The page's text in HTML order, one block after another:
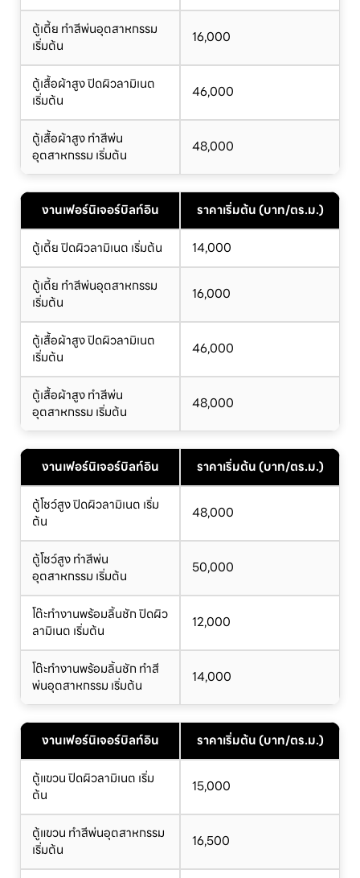
ตู้เตี้ย ทำสีพ่นอุตสาหกรรม
เริ่มต้น
16,000
ตู้เสื้อผ้าสูง ปิดผิวลามิเนต
เริ่มต้น
46,000
ตู้เสื้อผ้าสูง ทำสีพ่น
อุตสาหกรรม เริ่มต้น
48,000
งานเฟอร์นิเจอร์บิลท์อิน
ราคาเริ่มต้น (บาท/ตร.ม.)
ตู้เตี้ย ปิดผิวลามิเนต เริ่มต้น
14,000
ตู้เตี้ย ทำสีพ่นอุตสาหกรรม
เริ่มต้น
16,000
ตู้เสื้อผ้าสูง ปิดผิวลามิเนต
เริ่มต้น
46,000
ตู้เสื้อผ้าสูง ทำสีพ่น
อุตสาหกรรม เริ่มต้น
48,000
งานเฟอร์นิเจอร์บิลท์อิน
ราคาเริ่มต้น (บาท/ตร.ม.)
ตู้โชว์สูง ปิดผิวลามิเนต เริ่ม
ต้น
48,000
ตู้โชว์สูง ทำสีพ่น
อุตสาหกรรม เริ่มต้น
50,000
โต๊ะทำงานพร้อมลิ้นชัก ปิดผิว
ลามิเนต เริ่มต้น
12,000
โต๊ะทำงานพร้อมลิ้นชัก ทำสี
พ่นอุตสาหกรรม เริ่มต้น
14,000
งานเฟอร์นิเจอร์บิลท์อิน
ราคาเริ่มต้น (บาท/ตร.ม.)
ตู้แขวน ปิดผิวลามิเนต เริ่ม
ต้น
15,000
ตู้แขวน ทำสีพ่นอุตสาหกรรม
เริ่มต้น
16,500